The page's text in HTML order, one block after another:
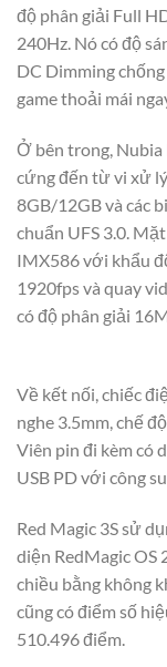
độ phân giải Full
240Hz. Nó có độ
DC Dimming
game thoải mái
Ở bên trong, Nubia
cứng đến từ vi xử
8GB/12GB và các
chuẩn UFS 3.0.
IMX586 với khẩu
1920fps và quay
có độ phân giải
Về kết nối, chiếc
nghe 3.5mm, chế
Viên pin đi kèm có
USB PD với công
Red Magic 3S sử
diện RedMagic OS
chiều bằng không
cũng có điểm số
510.496 điểm.